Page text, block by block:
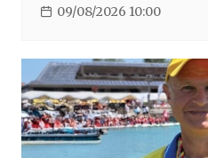
09/08/2026 10:00